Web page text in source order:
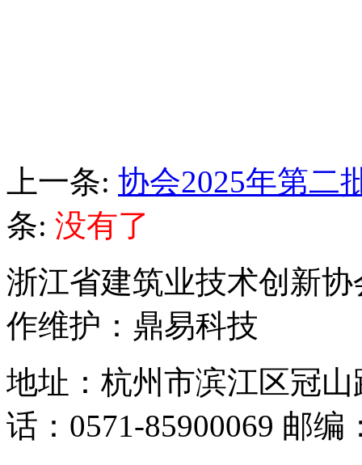
上一条: 协会2025年第二
条: 没有了
浙江省建筑业技术创新
作维护：鼎易科技
地址：杭州市滨江区冠山
话：0571-85900069 邮编